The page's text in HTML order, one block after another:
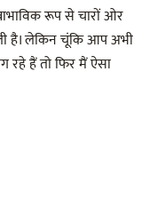
रूप से चारों ओर
है। लेकिन चूंकि आप अभी
रहे हैं तो फिर मैं ऐसा